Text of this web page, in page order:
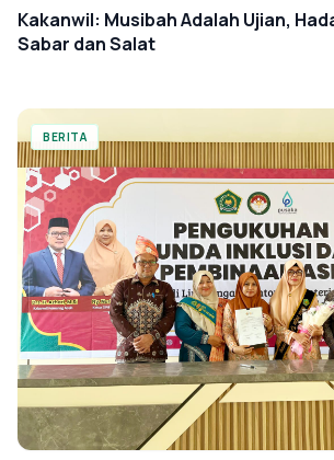
Kakanwil: Musibah Adalah Ujian,
Sabar dan Salat
BERITA